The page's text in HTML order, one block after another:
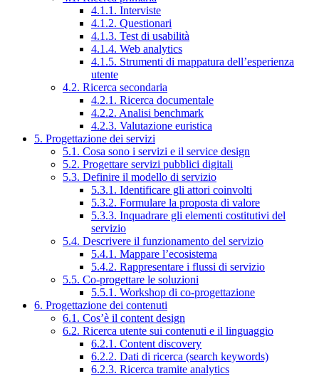
4.1.1. Interviste
4.1.2. Questionari
4.1.3. Test di usabilità
4.1.4. Web analytics
4.1.5. Strumenti di mappatura dell’esperienza
utente
4.2. Ricerca secondaria
4.2.1. Ricerca documentale
4.2.2. Analisi benchmark
4.2.3. Valutazione euristica
5. Progettazione dei servizi
5.1. Cosa sono i servizi e il service design
5.2. Progettare servizi pubblici digitali
5.3. Definire il modello di servizio
5.3.1. Identificare gli attori coinvolti
5.3.2. Formulare la proposta di valore
5.3.3. Inquadrare gli elementi costitutivi del
servizio
5.4. Descrivere il funzionamento del servizio
5.4.1. Mappare l’ecosistema
5.4.2. Rappresentare i flussi di servizio
5.5. Co-progettare le soluzioni
5.5.1. Workshop di co-progettazione
6. Progettazione dei contenuti
6.1. Cos’è il content design
6.2. Ricerca utente sui contenuti e il linguaggio
6.2.1. Content discovery
6.2.2. Dati di ricerca (search keywords)
6.2.3. Ricerca tramite analytics